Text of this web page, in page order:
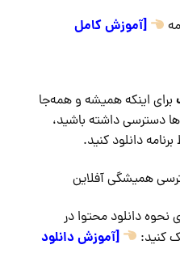
[آموزش کامل
برای اینکه همیشه و همه‌جا
دسترسی داشته باشید،
دانلود کنید.
همیشگی آفلاین
نحوه دانلود محتوا در
کنید:
[آموزش دانلود